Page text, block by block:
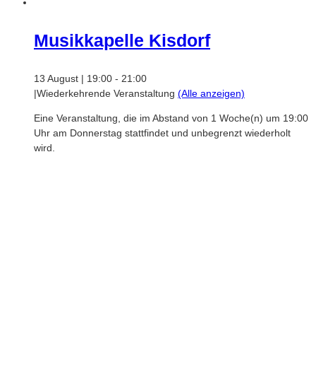
Musikkapelle Kisdorf
13 August | 19:00 - 21:00
|Wiederkehrende Veranstaltung (Alle anzeigen)
Eine Veranstaltung, die im Abstand von 1 Woche(n) um 19:00
Uhr am Donnerstag stattfindet und unbegrenzt wiederholt
wird.